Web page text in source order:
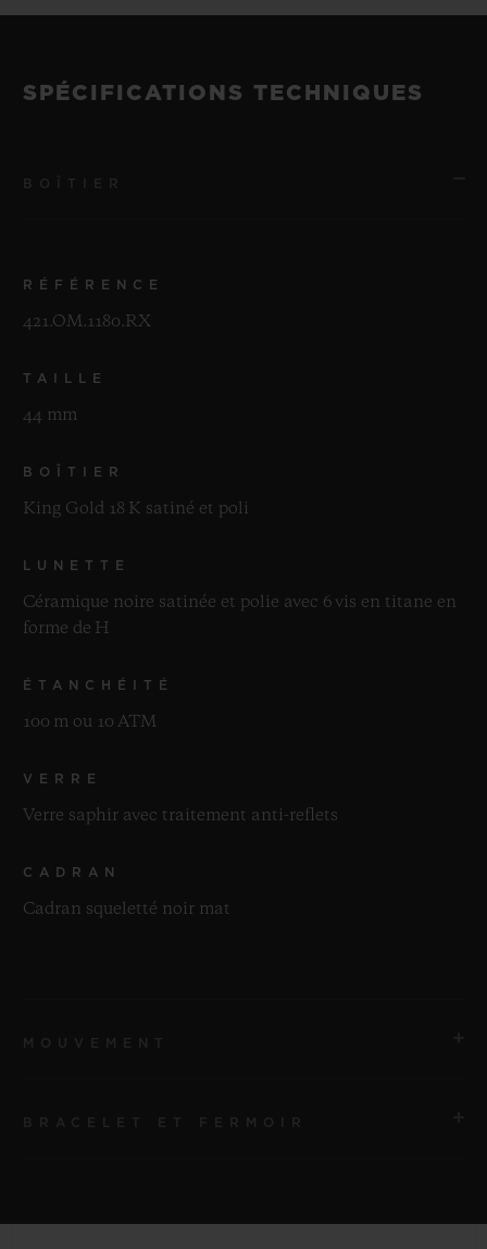
SPÉCIFICATIONS TECHNIQUES
RÉFÉRENCE
421.OM.1180.RX
TAILLE
44 mm
BOÎTIER
King Gold 18 K satiné et poli
LUNETTE
Céramique noire satinée et polie avec 6 vis en titane en
forme de H
ÉTANCHÉITÉ
100 m ou 10 ATM
VERRE
Verre saphir avec traitement anti-reflets
CADRAN
Cadran squeletté noir mat
BRACELET